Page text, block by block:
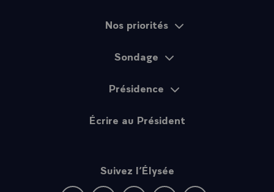
Nos priorités
Sondage
Présidence
Écrire au Président
Suivez l’Élysée